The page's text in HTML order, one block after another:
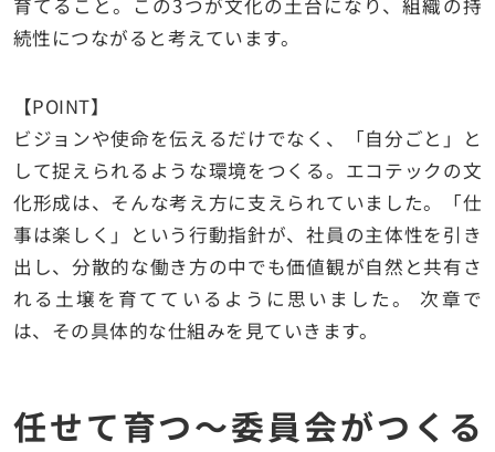
育てること。この3つが文化の土台になり、組織の持
続性につながると考えています。
【POINT】
ビジョンや使命を伝えるだけでなく、「自分ごと」と
して捉えられるような環境をつくる。エコテックの文
化形成は、そんな考え方に支えられていました。「仕
事は楽しく」という行動指針が、社員の主体性を引き
出し、分散的な働き方の中でも価値観が自然と共有さ
れる土壌を育てているように思いました。 次章で
は、その具体的な仕組みを見ていきます。
任せて育つ〜委員会がつくる